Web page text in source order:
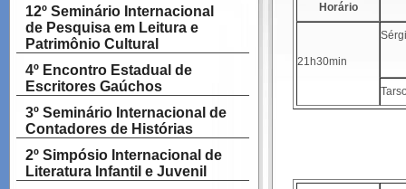
12º Seminário Internacional
de Pesquisa em Leitura e
Patrimônio Cultural
4º Encontro Estadual de
Escritores Gaúchos
3º Seminário Internacional de
Contadores de Histórias
2º Simpósio Internacional de
Literatura Infantil e Juvenil
Horário
21h30min